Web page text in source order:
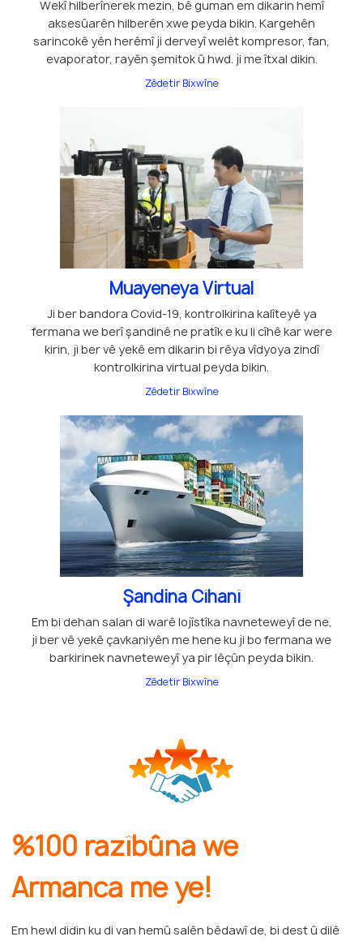
Wekî hilberînerek mezin, bê guman em dikarin hemî
aksesûarên hilberên xwe peyda bikin. Kargehên
sarincokê yên herêmî ji derveyî welêt kompresor, fan,
evaporator, rayên şemitok û hwd. ji me îtxal dikin.
Zêdetir Bixwîne
Muayeneya Virtual
Ji ber bandora Covid-19, kontrolkirina kalîteyê ya
fermana we berî şandinê ne pratîk e ku li cîhê kar were
kirin, ji ber vê yekê em dikarin bi rêya vîdyoya zindî
kontrolkirina virtual peyda bikin.
Zêdetir Bixwîne
Şandina Cîhanî
Em bi dehan salan di warê lojîstîka navneteweyî de ne,
ji ber vê yekê çavkaniyên me hene ku ji bo fermana we
barkirinek navneteweyî ya pir lêçûn peyda bikin.
Zêdetir Bixwîne
%100 razîbûna we
Armanca me ye!
Em hewl didin ku di van hemû salên bêdawî de, bi dest û dilê